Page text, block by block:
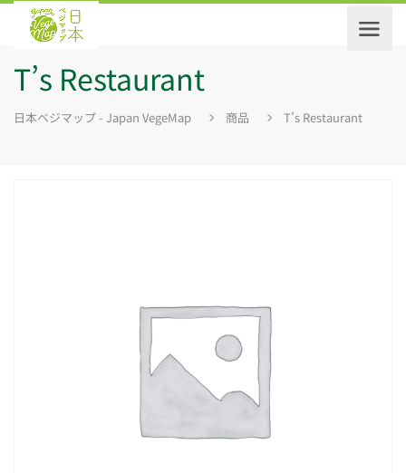
T’s Restaurant
日本ベジマップ - Japan VegeMap 商品 T’s Restaurant